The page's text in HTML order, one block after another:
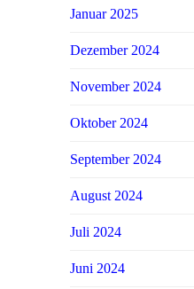
Januar 2025
Dezember 2024
November 2024
Oktober 2024
September 2024
August 2024
Juli 2024
Juni 2024